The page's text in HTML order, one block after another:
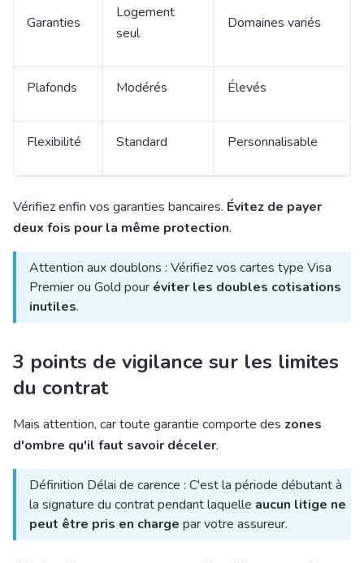
Garanties
Logement
seul
Domaines variés
Plafonds Modérés Élevés
Flexibilité Standard Personnalisable
Vérifiez enfin vos garanties bancaires. Évitez de payer
deux fois pour la même protection.
Attention aux doublons : Vérifiez vos cartes type Visa
Premier ou Gold pour éviter les doubles cotisations
inutiles.
3 points de vigilance sur les limites
du contrat
Mais attention, car toute garantie comporte des zones
d'ombre qu'il faut savoir déceler.
Définition Délai de carence : C'est la période débutant à
la signature du contrat pendant laquelle aucun litige ne
peut être pris en charge par votre assureur.